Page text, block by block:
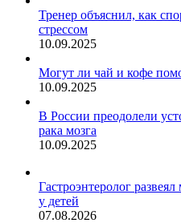
Тренер объяснил, как
стрессом
10.09.2025
Могут ли чай и кофе
10.09.2025
В России преодолели
рака мозга
10.09.2025
Гастроэнтеролог
у детей
07.08.2026